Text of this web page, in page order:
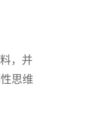
，并
思维